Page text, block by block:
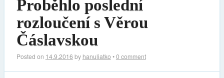
Proběhlo poslední
rozloučení s Věrou
Čáslavskou
Posted on 14.9.2016 by hanuliatko •0 comment